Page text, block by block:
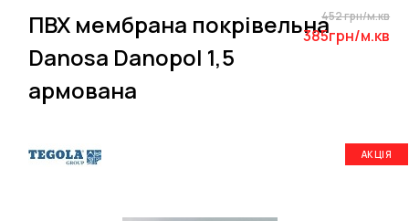
ПВХ мембрана покрівельна
Danosa Danopol 1,5
армована
452 грн/м.кв
385грн/м.кв
АКЦІЯ